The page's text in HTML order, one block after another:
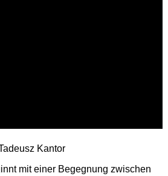
Kantor
mit einer Begegnung zwischen